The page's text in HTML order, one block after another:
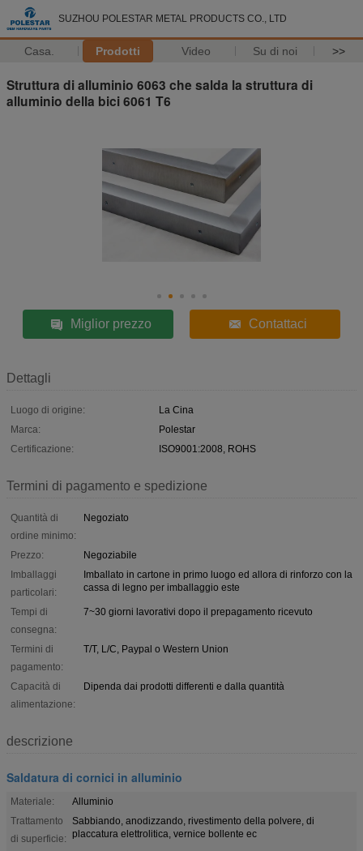
SUZHOU POLESTAR METAL PRODUCTS CO., LTD
Casa. Prodotti Video Su di noi >>
Struttura di alluminio 6063 che salda la struttura di
alluminio della bici 6061 T6
Miglior prezzo Contattaci
Dettagli
Luogo di origine:
La Cina
Marca:
Polestar
Certificazione:
ISO9001:2008, ROHS
Termini di pagamento e spedizione
Quantità di
ordine minimo:
Negoziato
Prezzo:
Negoziabile
Imballaggi
particolari:
Imballato in cartone in primo luogo ed allora di rinforzo con la
cassa di legno per imballaggio este
Tempi di
consegna:
7~30 giorni lavorativi dopo il prepagamento ricevuto
Termini di
pagamento:
T/T, L/C, Paypal o Western Union
Capacità di
alimentazione:
Dipenda dai prodotti differenti e dalla quantità
descrizione
Saldatura di cornici in alluminio
Materiale:
Alluminio
Trattamento
di superficie:
Sabbiando, anodizzando, rivestimento della polvere, di
placcatura elettrolitica, vernice bollente ec